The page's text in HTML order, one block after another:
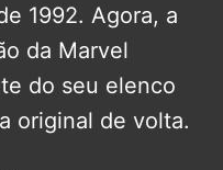
1992. Agora, a
da Marvel
do seu elenco
original de volta.